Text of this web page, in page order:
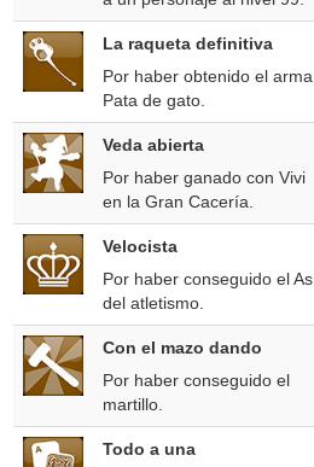
La raqueta definitiva
Por haber obtenido el arma
Pata de gato.
Veda abierta
Por haber ganado con Vivi
en la Gran Cacería.
Velocista
Por haber conseguido el As
del atletismo.
Con el mazo dando
Por haber conseguido el
martillo.
Todo a una